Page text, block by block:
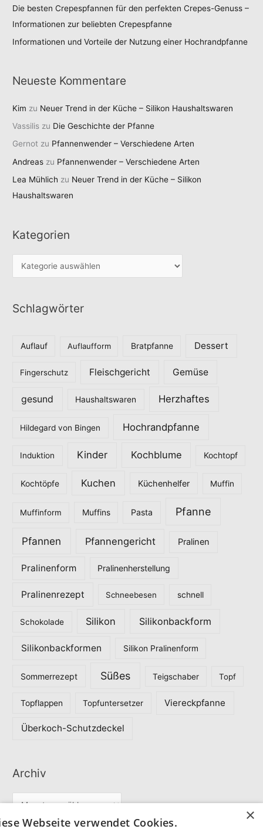
Die besten Crepespfannen für den perfekten Crepes-Genuss –
Informationen zur beliebten Crepespfanne
Informationen und Vorteile der Nutzung einer Hochrandpfanne
Neueste Kommentare
Kim zu Neuer Trend in der Küche – Silikon Haushaltswaren
Vassilis zu Die Geschichte der Pfanne
Gernot zu Pfannenwender – Verschiedene Arten
Andreas zu Pfannenwender – Verschiedene Arten
Lea Mühlich zu Neuer Trend in der Küche – Silikon
Haushaltswaren
Kategorien
a
e
Schlagwörter
Auflauf Auflaufform Bratpfanne Dessert
Fingerschutz Fleischgericht Gemüse
gesund Haushaltswaren Herzhaftes
Hildegard von Bingen Hochrandpfanne
Induktion Kinder Kochblume Kochtopf
Kochtöpfe Kuchen Küchenhelfer Muffin
Muffinform Muffins Pasta Pfanne
Pfannen Pfannengericht Pralinen
Pralinenform Pralinenherstellung
Pralinenrezept Schneebesen schnell
Schokolade Silikon Silikonbackform
Silikonbackformen Silikon Pralinenform
Sommerrezept Süßes Teigschaber Topf
Topflappen Topfuntersetzer Viereckpfanne
Überkoch-Schutzdeckel
Archiv
×
Webseite verwendet Cookies.